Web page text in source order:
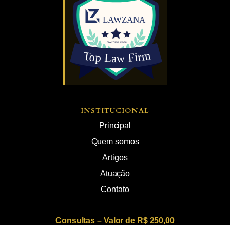
INSTITUCIONAL
Principal
Quem somos
Artigos
Atuação
Contato
Consultas – Valor de R$ 250,00